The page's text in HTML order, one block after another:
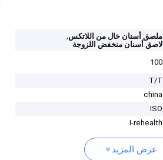
ملصق أسنان خال من اللاتكس,
لاصق أسنان منخفض اللزوجة
100
T/T
china
ISO
I-rehealth
عرض المزيد